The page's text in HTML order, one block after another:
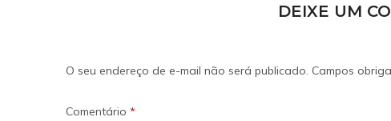
DEIXE UM
O seu endereço de e-mail não será publicado. Campos
Comentário *